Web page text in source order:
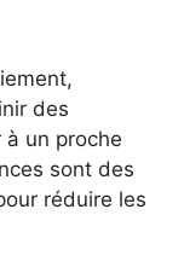
des
un proche
sont des
réduire les